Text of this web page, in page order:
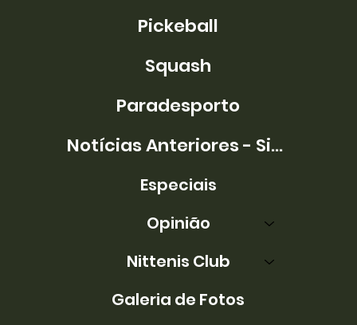
Pickeball
Squash
Paradesporto
Notícias Anteriores - Site Antigo
Especiais
Opinião
Nittenis Club
Galeria de Fotos